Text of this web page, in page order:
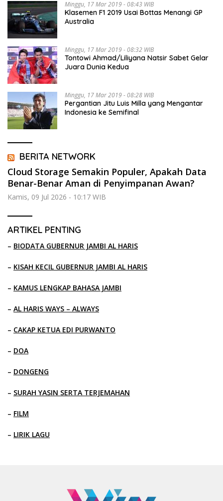
Minggu, 17 Mar 2019 - 08:43 WIB
Klasemen F1 2019 Usai Bottas Menangi GP
Australia
Minggu, 17 Mar 2019 - 08:32 WIB
Tontowi Ahmad/Liliyana Natsir Sabet Gelar
Juara Dunia Kedua
Minggu, 17 Mar 2019 - 08:28 WIB
Pergantian Jitu Luis Milla yang Mengantar
Indonesia ke Semifinal
BERITA NETWORK
Cloud Storage Semakin Populer, Apakah Data
Benar-Benar Aman di Penyimpanan Awan?
Kamis, 09 Jul 2026 - 10:17 WIB
ARTIKEL PENTING
– BIODATA GUBERNUR JAMBI AL HARIS
– KISAH KECIL GUBERNUR JAMBI AL HARIS
– KAMUS LENGKAP BAHASA JAMBI
– AL HARIS WAYS – ALWAYS
– CAKAP KETUA EDI PURWANTO
– DOA
– DONGENG
– SURAH YASIN SERTA TERJEMAHAN
– FILM
– LIRIK LAGU